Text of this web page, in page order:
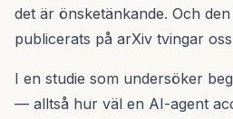
det är önsketänkande. Och
publicerats på arXiv tvingar
I en studie som undersöker
— alltså hur väl en AI-agent